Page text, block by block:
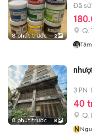
8 phút trước 2
Đã
Q.
8 phút trước 8
3 PN
40
Q.
N